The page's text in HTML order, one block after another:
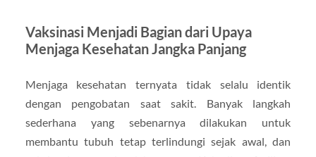
Vaksinasi Menjadi Bagian dari Upaya
Menjaga Kesehatan Jangka Panjang
Menjaga kesehatan ternyata tidak selalu identik
dengan pengobatan saat sakit. Banyak langkah
sederhana yang sebenarnya dilakukan untuk
membantu tubuh tetap terlindungi sejak awal, dan